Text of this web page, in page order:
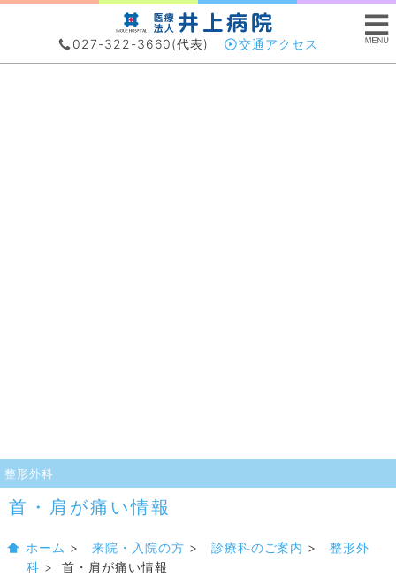
027-322-3660(代表) 交通アクセス
首・肩が痛い情報
整形外科
ホーム > 来院・入院の方 > 診療科のご案内 >
整形外
科 > 首・肩が痛い情報